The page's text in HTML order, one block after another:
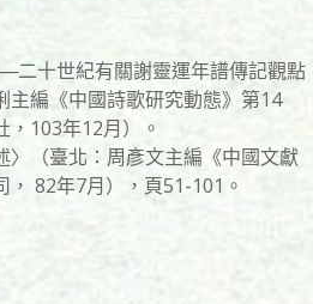
二十世紀有關謝靈運年譜傳記觀點
主編《中國詩歌研究動態》第14
103年12月）。
〉（臺北：周彥文主編《中國文獻
82年7月），頁51-101。